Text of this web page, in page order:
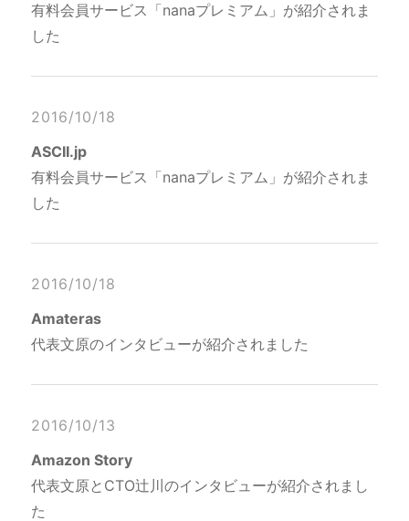
有料会員サービス「nanaプレミアム」が紹介されま
した
2016/10/18
ASCII.jp
有料会員サービス「nanaプレミアム」が紹介されま
した
2016/10/18
Amateras
代表文原のインタビューが紹介されました
2016/10/13
Amazon Story
代表文原とCTO辻川のインタビューが紹介されまし
た